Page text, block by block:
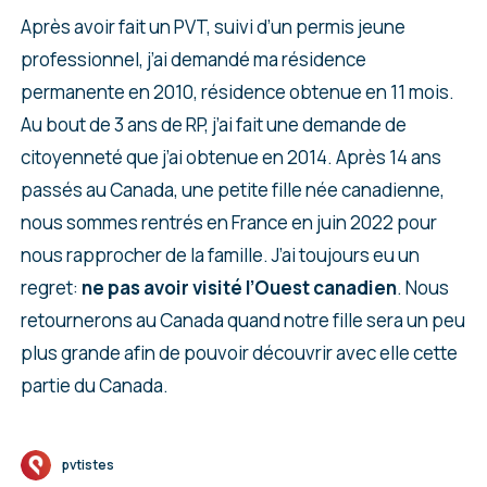
Après avoir fait un PVT, suivi d’un permis jeune
professionnel, j’ai demandé ma résidence
permanente en 2010, résidence obtenue en 11 mois.
Au bout de 3 ans de RP, j’ai fait une demande de
citoyenneté que j’ai obtenue en 2014. Après 14 ans
passés au Canada, une petite fille née canadienne,
nous sommes rentrés en France en juin 2022 pour
nous rapprocher de la famille. J’ai toujours eu un
regret: ne pas avoir visité l’Ouest canadien. Nous
retournerons au Canada quand notre fille sera un peu
plus grande afin de pouvoir découvrir avec elle cette
partie du Canada.
pvtistes